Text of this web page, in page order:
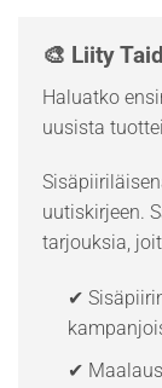
🎨 Liity
Haluatko
uusista
uutiskirjeen.
tarjouksia,
✔
✔